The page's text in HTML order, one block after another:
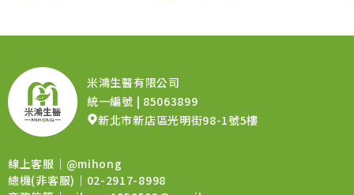
線上客服｜ @mihong
總機(非客服)｜02-2917-8998
米鴻生醫有限公司
統一編號 | 85063899
新北市新店區光明街98-1號5樓